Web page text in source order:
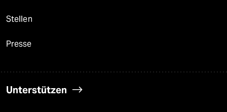
Stellen
Presse
Unterstützen